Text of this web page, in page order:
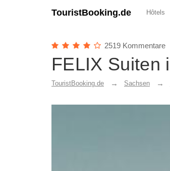
TouristBooking.de Hôtels
2519 Kommentare
FELIX Suiten
TouristBooking.de Sachsen